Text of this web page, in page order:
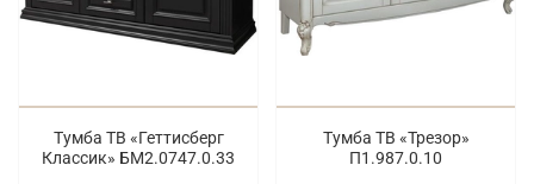
Тумба ТВ «Геттисберг
Классик» БМ2.0747.0.33
Тумба ТВ «Трезор»
П1.987.0.10